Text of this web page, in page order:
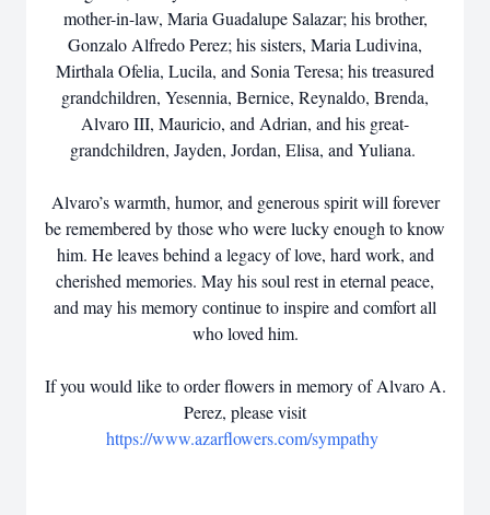
mother-in-law, Maria Guadalupe Salazar; his brother,
Gonzalo Alfredo Perez; his sisters, Maria Ludivina,
Mirthala Ofelia, Lucila, and Sonia Teresa; his treasured
grandchildren, Yesennia, Bernice, Reynaldo, Brenda,
Alvaro III, Mauricio, and Adrian, and his great-
grandchildren, Jayden, Jordan, Elisa, and Yuliana.
Alvaro’s warmth, humor, and generous spirit will forever
be remembered by those who were lucky enough to know
him. He leaves behind a legacy of love, hard work, and
cherished memories. May his soul rest in eternal peace,
and may his memory continue to inspire and comfort all
who loved him.
If you would like to order flowers in memory of Alvaro A.
Perez, please visit
https://www.azarflowers.com/sympathy